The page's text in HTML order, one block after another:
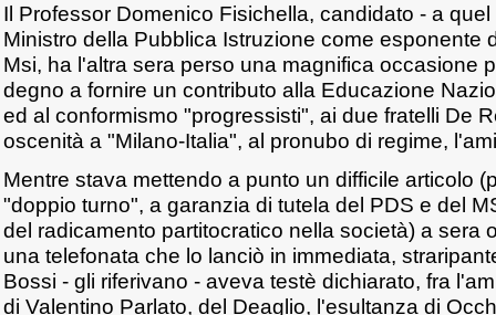
Il Professor Domenico Fisichella, candidato - a
Ministro della Pubblica Istruzione come esponente
Msi, ha l'altra sera perso una magnifica occasione
degno a fornire un contributo alla Educazione
ed al conformismo "progressisti", ai due fratelli De
oscenità a "Milano-Italia", al pronubo di regime,
Mentre stava mettendo a punto un difficile articolo
"doppio turno", a garanzia di tutela del PDS e del
del radicamento partitocratico nella società) a sera
una telefonata che lo lanciò in immediata,
Bossi - gli riferivano - aveva testè dichiarato, fra
di Valentino Parlato, del Deaglio, l'esultanza di